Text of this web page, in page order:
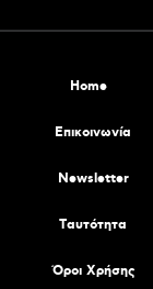
Home
Επικοινωνία
Newsletter
Tαυτότητα
Όροι Χρήσης